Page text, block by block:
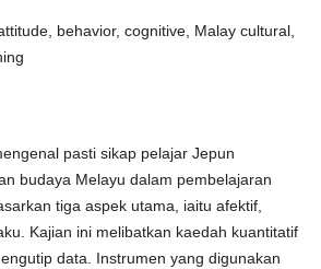
behavior, cognitive, Malay cultural,
pasti sikap pelajar Jepun
budaya Melayu dalam pembelajaran
tiga aspek utama, iaitu afektif,
Kajian ini melibatkan kaedah kuantitatif
data. Instrumen yang digunakan